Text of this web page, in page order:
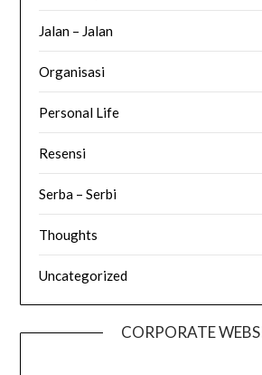
Jalan – Jalan
Organisasi
Personal Life
Resensi
Serba – Serbi
Thoughts
Uncategorized
CORPORATE